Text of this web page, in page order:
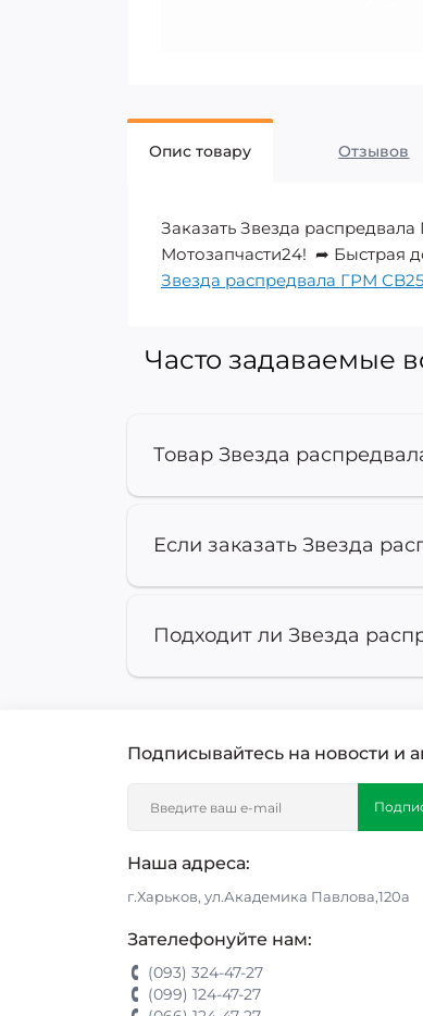
Опис товару Отзывов
Заказать Звезда
Мотозапчасти24! ➦ Быстрая
Звезда распредвала ГРМ
Часто задаваемые
Товар Звезда
Если заказать Звезда
Подходит ли Звезда
Подписывайтесь на новости и
Наша адреса:
г.Харьков, ул.Академика Павлова,120а
Зателефонуйте нам:
(093) 324-47-27
(099) 124-47-27